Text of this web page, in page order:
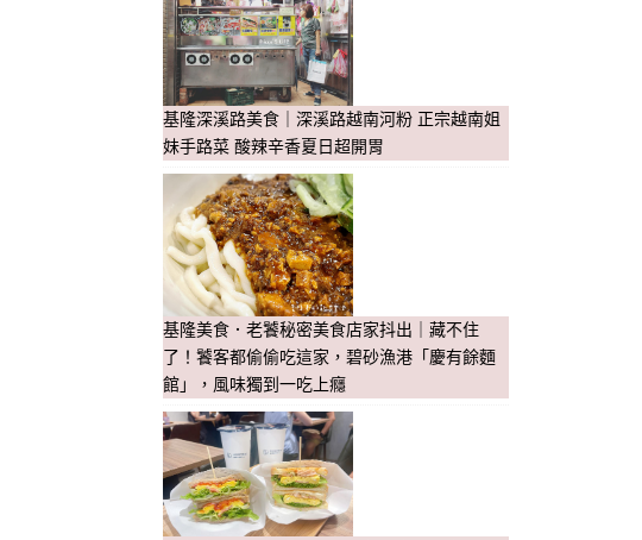
基隆深溪路美食｜深溪路越南河粉 正宗越南姐
妹手路菜 酸辣辛香夏日超開胃
基隆美食．老饕秘密美食店家抖出｜藏不住
了！饕客都偷偷吃這家，碧砂漁港「慶有餘麵
館」，風味獨到一吃上癮